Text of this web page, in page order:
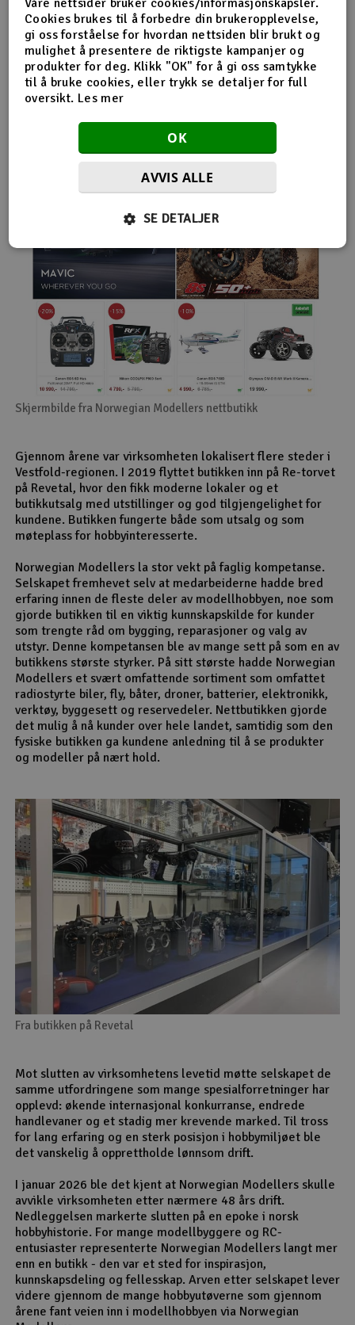
nybegynnerutstyr og avanserte løsninger hos samme
leverandør. Da internett for alvor endret
handelsmønstrene på 2000-tallet, satset Norwegian
Modellers tidlig på netthandel. Nettbutikken modellers.no
gjorde det mulig for kunder fra hele landet å handle
spesialprodukter som tidligere ofte bare var tilgjengelige i
større byer. Samtidig fortsatte selskapet å drive fysisk
Skjermbilde fra Norwegian Modellers nettbutikk
Gjennom årene var virksomheten lokalisert flere steder i
Vestfold-regionen. I 2019 flyttet butikken inn på Re-torvet
på Revetal, hvor den fikk moderne lokaler og et
butikkutsalg med utstillinger og god tilgjengelighet for
kundene. Butikken fungerte både som utsalg og som
møteplass for hobbyinteresserte.
Norwegian Modellers la stor vekt på faglig kompetanse.
Selskapet fremhevet selv at medarbeiderne hadde bred
erfaring innen de fleste deler av modellhobbyen, noe som
gjorde butikken til en viktig kunnskapskilde for kunder
som trengte råd om bygging, reparasjoner og valg av
utstyr. Denne kompetansen ble av mange sett på som en av
butikkens største styrker. På sitt største hadde Norwegian
Modellers et svært omfattende sortiment som omfattet
radiostyrte biler, fly, båter, droner, batterier, elektronikk,
verktøy, byggesett og reservedeler. Nettbutikken gjorde
det mulig å nå kunder over hele landet, samtidig som den
fysiske butikken ga kundene anledning til å se produkter
og modeller på nært hold.
Fra butikken på Revetal
Mot slutten av virksomhetens levetid møtte selskapet de
samme utfordringene som mange spesialforretninger har
opplevd: økende internasjonal konkurranse, endrede
handlevaner og et stadig mer krevende marked. Til tross
for lang erfaring og en sterk posisjon i hobbymiljøet ble
det vanskelig å opprettholde lønnsom drift.
I januar 2026 ble det kjent at Norwegian Modellers skulle
avvikle virksomheten etter nærmere 48 års drift.
Nedleggelsen markerte slutten på en epoke i norsk
hobbyhistorie. For mange modellbyggere og RC-
entusiaster representerte Norwegian Modellers langt mer
enn en butikk - den var et sted for inspirasjon,
kunnskapsdeling og fellesskap. Arven etter selskapet lever
videre gjennom de mange hobbyutøverne som gjennom
årene fant veien inn i modellhobbyen via Norwegian
Cookies brukes til å forbedre din brukeropplevelse,
gi oss forståelse for hvordan nettsiden blir brukt og
mulighet å presentere de riktigste kampanjer og
produkter for deg. Klikk "OK" for å gi oss samtykke
til å bruke cookies, eller trykk se detaljer for full
oversikt. Les mer
OK
AVVIS ALLE
SE DETALJER